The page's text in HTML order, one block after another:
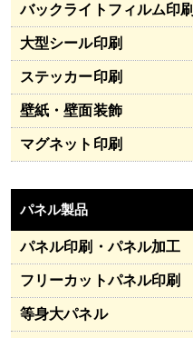
バックライトフィルム印刷
大型シール印刷
ステッカー印刷
壁紙・壁面装飾
マグネット印刷
パネル製品
パネル印刷・パネル加工
フリーカットパネル印刷
等身大パネル